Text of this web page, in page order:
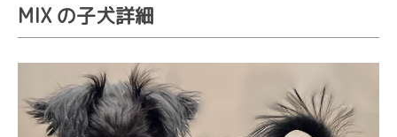
MIX の子犬詳細